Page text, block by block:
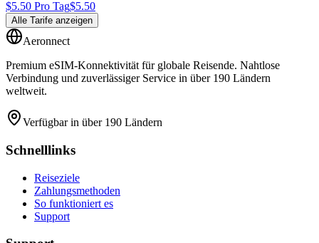
$5.50 Pro Tag$5.50
Alle Tarife anzeigen
Aeronnect
Premium eSIM-Konnektivität für globale Reisende. Nahtlose
Verbindung und zuverlässiger Service in über 190 Ländern
weltweit.
Verfügbar in über 190 Ländern
Schnelllinks
Reiseziele
Zahlungsmethoden
So funktioniert es
Support